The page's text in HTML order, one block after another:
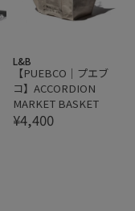
L&B
【PUEBCO｜プエブ
コ】ACCORDION
MARKET BASKET
¥4,400